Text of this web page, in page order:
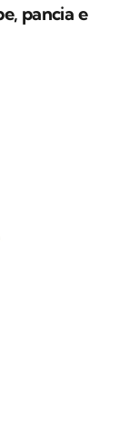
pancia e